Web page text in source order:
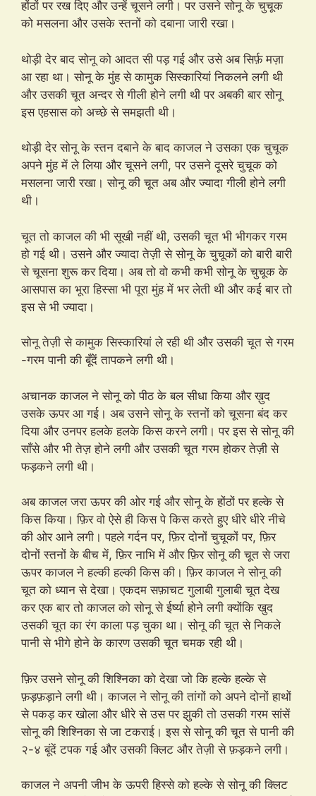
होंठों पर रख दिए और उन्हें चूसने लगी। पर उसने सोनू के चुचूक
को मसलना और उसके स्तनों को दबाना जारी रखा।
थोड़ी देर बाद सोनू को आदत सी पड़ गई और उसे अब सिर्फ़ मज़ा
आ रहा था। सोनू के मुंह से कामुक सिस्कारियां निकलने लगी थी
और उसकी चूत अन्दर से गीली होने लगी थी पर अबकी बार सोनू
इस एहसास को अच्छे से समझती थी।
थोड़ी देर सोनू के स्तन दबाने के बाद काजल ने उसका एक चुचूक
अपने मुंह में ले लिया और चूसने लगी, पर उसने दूसरे चुचूक को
मसलना जारी रखा। सोनू की चूत अब और ज्यादा गीली होने लगी
थी।
चूत तो काजल की भी सूखी नहीं थी, उसकी चूत भी भीगकर गरम
हो गई थी। उसने और ज्यादा तेज़ी से सोनू के चुचूकों को बारी बारी
से चूसना शुरू कर दिया। अब तो वो कभी कभी सोनू के चुचूक के
आसपास का भूरा हिस्सा भी पूरा मुंह में भर लेती थी और कई बार तो
इस से भी ज्यादा।
सोनू तेज़ी से कामुक सिस्कारियां ले रही थी और उसकी चूत से गरम
-गरम पानी की बूँदें तापकने लगी थी।
अचानक काजल ने सोनू को पीठ के बल सीधा किया और ख़ुद
उसके ऊपर आ गई। अब उसने सोनू के स्तनों को चूसना बंद कर
दिया और उनपर हलके हलके किस करने लगी। पर इस से सोनू की
साँसे और भी तेज़ होने लगी और उसकी चूत गरम होकर तेज़ी से
फड़कने लगी थी।
अब काजल जरा ऊपर की ओर गई और सोनू के होंठों पर हल्के से
किस किया। फ़िर वो ऐसे ही किस पे किस करते हुए धीरे धीरे नीचे
की ओर आने लगी। पहले गर्दन पर, फ़िर दोनों चुचूकों पर, फ़िर
दोनों स्तनों के बीच में, फ़िर नाभि में और फ़िर सोनू की चूत से जरा
ऊपर काजल ने हल्की हल्की किस की। फ़िर काजल ने सोनू की
चूत को ध्यान से देखा। एकदम सफ़ाचट गुलाबी गुलाबी चूत देख
कर एक बार तो काजल को सोनू से ईर्ष्या होने लगी क्योंकि खुद
उसकी चूत का रंग काला पड़ चुका था। सोनू की चूत से निकले
पानी से भीगे होने के कारण उसकी चूत चमक रही थी।
फ़िर उसने सोनू की शिश्निका को देखा जो कि हल्के हल्के से
फ़ड़फ़ड़ाने लगी थी। काजल ने सोनू की तांगों को अपने दोनों हाथों
से पकड़ कर खोला और धीरे से उस पर झुकी तो उसकी गरम सांसें
सोनू की शिश्निका से जा टकराई। इस से सोनू की चूत से पानी की
२-४ बूंदें टपक गई और उसकी क्लिट और तेज़ी से फ़ड़कने लगी।
काजल ने अपनी जीभ के ऊपरी हिस्से को हल्के से सोनू की क्लिट